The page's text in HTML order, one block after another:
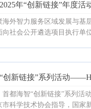
年“创新链接”年度活
海外智力服务区域发展与基
向社会公开遴选项目执
创新链接”系列活动
首都海智“创新链接”系列
市科学技术协会指导，国家